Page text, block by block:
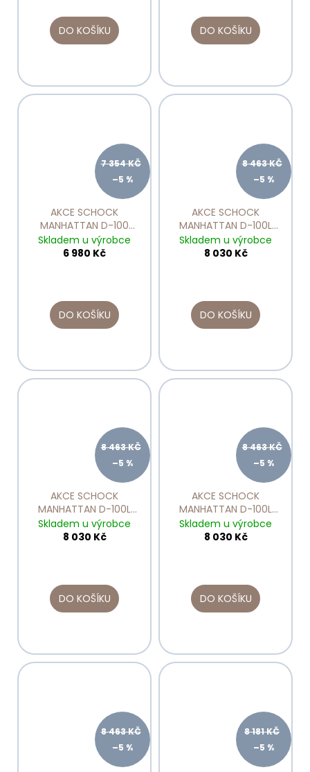
DO KOŠÍKU DO KOŠÍKU
7 354 KČ
–5 %
AKCE SCHOCK
MANHATTAN D-100
Onyx
Skladem u výrobce
6 980 Kč
DO KOŠÍKU
8 463 KČ
–5 %
AKCE SCHOCK
MANHATTAN D-100L
Asphalt
Skladem u výrobce
8 030 Kč
DO KOŠÍKU
8 463 KČ
–5 %
AKCE SCHOCK
MANHATTAN D-100L
Croma
Skladem u výrobce
8 030 Kč
DO KOŠÍKU
8 463 KČ
–5 %
AKCE SCHOCK
MANHATTAN D-100L
Nero
Skladem u výrobce
8 030 Kč
DO KOŠÍKU
8 463 KČ
–5 %
8 181 KČ
–5 %